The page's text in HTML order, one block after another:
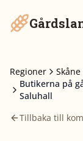
Regioner Skåne
Butikerna på
Saluhall
Tillbaka till